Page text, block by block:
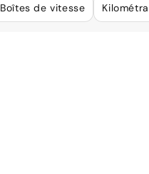
Boîtes de vitesse